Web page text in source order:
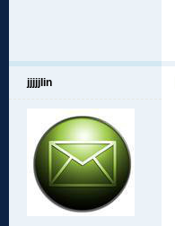
jjjjjlin